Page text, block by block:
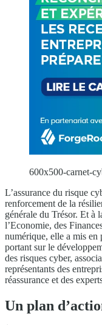
600x500-carnet-
L’assurance du risque
renforcement de la
générale du Trésor. Et à
l’Economie, des
numérique, elle a mis
portant sur le
des risques cyber,
représentants des
réassurance et des
Un plan